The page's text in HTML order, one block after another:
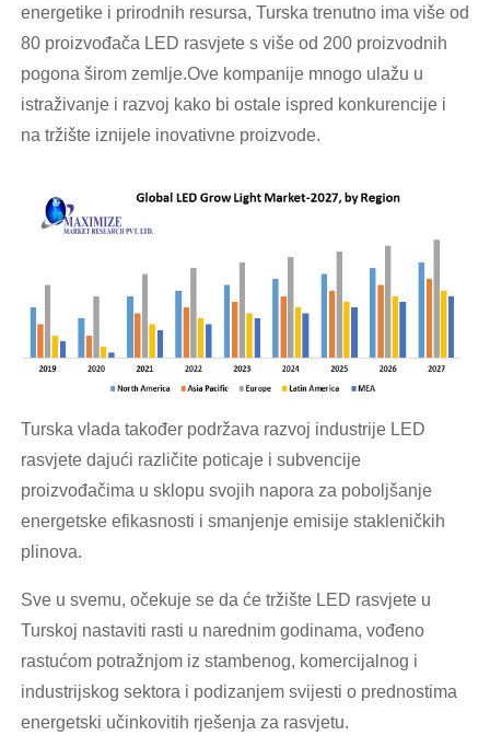
energetike i prirodnih resursa, Turska trenutno ima više od
80 proizvođača LED rasvjete s više od 200 proizvodnih
pogona širom zemlje.Ove kompanije mnogo ulažu u
istraživanje i razvoj kako bi ostale ispred konkurencije i
na tržište iznijele inovativne proizvode.
Turska vlada također podržava razvoj industrije LED
rasvjete dajući različite poticaje i subvencije
proizvođačima u sklopu svojih napora za poboljšanje
energetske efikasnosti i smanjenje emisije stakleničkih
plinova.
Sve u svemu, očekuje se da će tržište LED rasvjete u
Turskoj nastaviti rasti u narednim godinama, vođeno
rastućom potražnjom iz stambenog, komercijalnog i
industrijskog sektora i podizanjem svijesti o prednostima
energetski učinkovitih rješenja za rasvjetu.